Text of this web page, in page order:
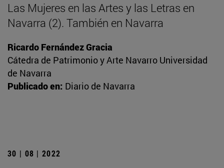
Las Mujeres en las Artes y las Letras en
Navarra (2). También en Navarra
Ricardo Fernández Gracia
Cátedra de Patrimonio y Arte Navarro Universidad
de Navarra
Publicado en: Diario de Navarra
30 | 08 | 2022